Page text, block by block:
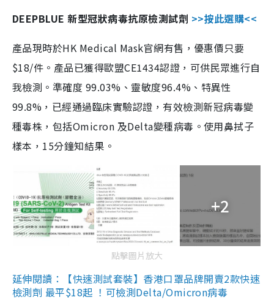
DEEPBLUE 新型冠狀病毒抗原檢測試劑 >>按此選購<<
產品現時於HK Medical Mask官網有售，優惠價只要
$18/件。產品已獲得歐盟CE1434認證，可供民眾進行自
我檢測。準確度 99.03%、靈敏度96.4%、特異性
99.8%，已經通過臨床實驗認證，有效檢測新冠病毒變
種毒株，包括Omicron 及Delta變種病毒。使用鼻拭子
樣本，15分鐘知結果。
+2
點擊圖片放大
延伸閱讀：【快速測試套裝】香港口罩品牌開賣2款快速
檢測劑 最平$18起 ！可檢測Delta/Omicron病毒